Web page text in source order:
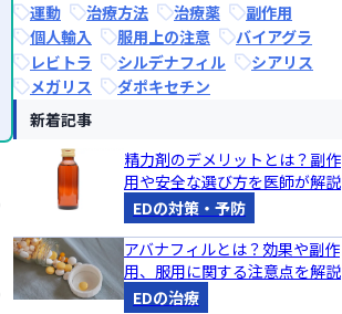
運動
治療方法 治療薬
副作用
個人輸入
服用上の注意
バイアグラ
レビトラ
シルデナフィル
シアリス
メガリス
ダポキセチン
新着記事
精力剤のデメリットとは？副作
用や安全な選び方を医師が解説
EDの対策・予防
アバナフィルとは？効果や副作
用、服用に関する注意点を解説
EDの治療